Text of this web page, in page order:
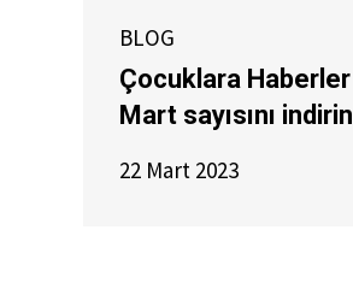
BLOG
Çocuklara Haberler
Mart sayısını indirin
22 Mart 2023